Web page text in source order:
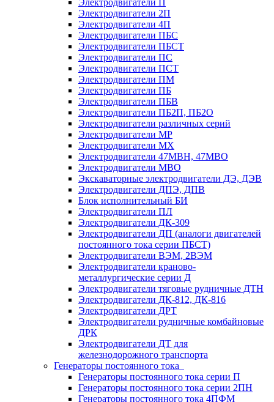
Электродвигатели П
Электродвигатели 2П
Электродвигатели 4П
Электродвигатели ПБС
Электродвигатели ПБСТ
Электродвигатели ПС
Электродвигатели ПСТ
Электродвигатели ПМ
Электродвигатели ПБ
Электродвигатели ПБВ
Электродвигатели ПБ2П, ПБ2О
Электродвигатели различных серий
Электродвигатели МР
Электродвигатели MX
Электродвигатели 47MBH, 47МВО
Электродвигатели MBO
Экскаваторные электродвигатели ДЭ, ДЭВ
Электродвигатели ДПЭ, ДПВ
Блок исполнительный БИ
Электродвигатели ПЛ
Электродвигатели ДК-309
Электродвигатели ДП (аналоги двигателей
постоянного тока серии ПБСТ)
Электродвигатели ВЭМ, 2ВЭМ
Электродвигатели краново-
металлургические серии Д
Электродвигатели тяговые рудничные ДТН
Электродвигатели ДК-812, ДК-816
Электродвигатели ДРТ
Электродвигатели рудничные комбайновые
ДРК
Электродвигатели ДТ для
железнодорожного транспорта
Генераторы постоянного тока
Генераторы постоянного тока серии П
Генераторы постоянного тока серии 2ПН
Генераторы постоянного тока 4ПФМ